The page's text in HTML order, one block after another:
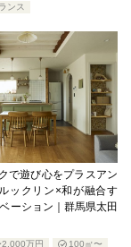
ンス
で遊び心をプラスアン
ックリン×和が融合す
ーション｜群馬県太田
万円 100㎡〜